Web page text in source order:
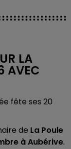
LA
AVEC
fête ses 20
de La Poule
à Aubérive.